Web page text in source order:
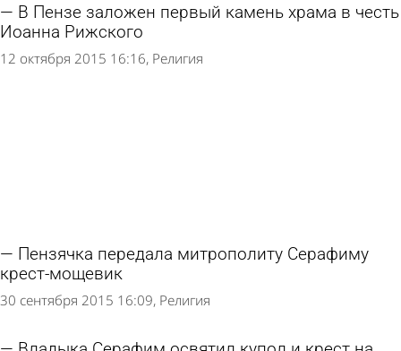
В Пензе заложен первый камень храма в честь
Иоанна Рижского
12 октября 2015 16:16 Религия
Пензячка передала митрополиту Серафиму
крест-мощевик
30 сентября 2015 16:09 Религия